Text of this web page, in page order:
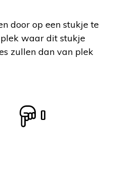
door op een stukje te
waar dit stukje
zullen dan van plek